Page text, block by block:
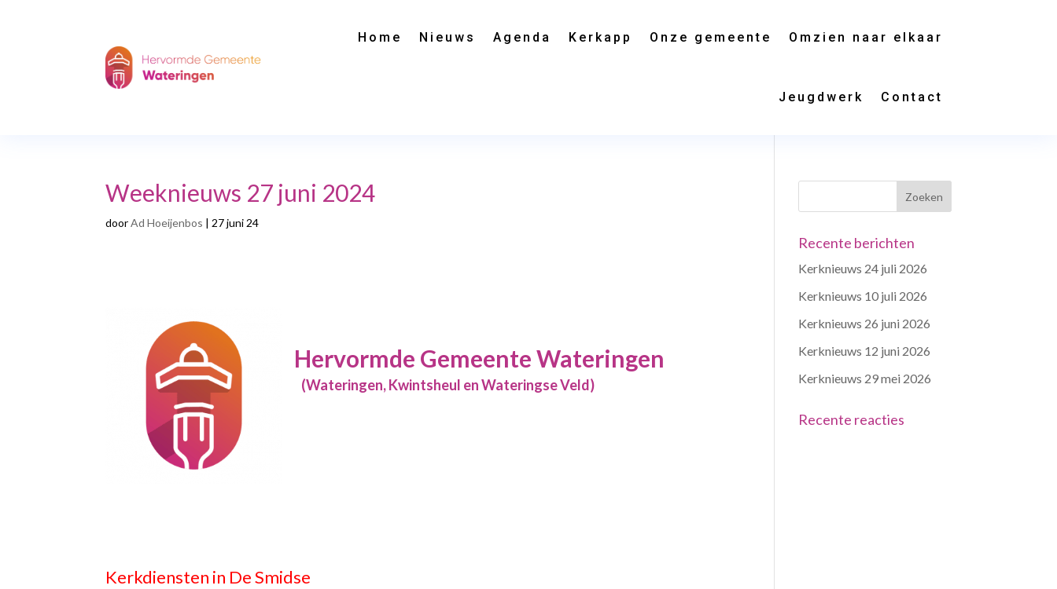
Home Nieuws Agenda Kerkapp Onze gemeente Omzien naar elkaar
Jeugdwerk Contact
Weeknieuws 27 juni 2024
doorAd Hoeijenbos | 27 juni 24
Hervormde Gemeente Wateringen
(Wateringen, Kwintsheul en Wateringse Veld)
Kerkdiensten in De Smidse
Recente berichten
Kerknieuws 24 juli 2026
Kerknieuws 10 juli 2026
Kerknieuws 26 juni 2026
Kerknieuws 12 juni 2026
Kerknieuws 29 mei 2026
Recente reacties